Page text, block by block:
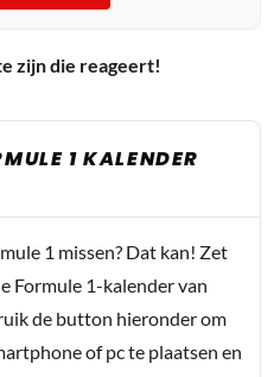
zijn die reageert!
1 KALENDER
1 missen? Dat kan! Zet
Formule 1-kalender van
de button hieronder om
of pc te plaatsen en